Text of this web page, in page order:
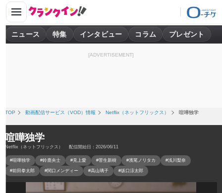
ニュース 特集 インタビュー コラム プレゼント
[ADVERTISEMENT]
TOP 動画配信サービス（VOD）情報 Netflix（ネットフリックス） 喧嘩独学
喧嘩独学
Netflix（ネットフリックス） 配信開始日：2026/06/11
#喧嘩独学 #鈴鹿央士 #見上愛 #菅生新樹 #濱尾ノリタカ #浅川梨奈
#前田拳太郎 #関口メンディー #高山璃子 #坂口涼太郎